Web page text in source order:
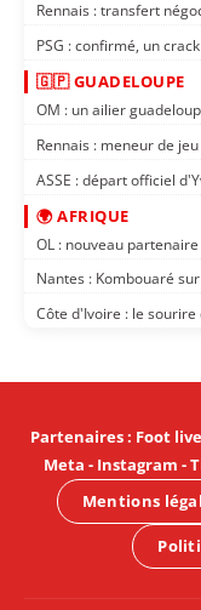
Rennais : transfert
PSG : confirmé, un
🇬🇵 GUADELOUPE
OM : un ailier
Rennais : meneur de
ASSE : départ officiel
🌍 AFRIQUE
OL : nouveau
Nantes : Kombouaré
Côte d'Ivoire : le sourire
Partenaires: Foot live
Meta - Instagram -
Mentions